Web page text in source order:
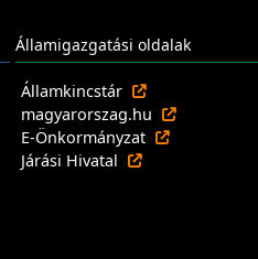
Államigazgatási oldalak
Államkincstár
magyarorszag.hu
E-Önkormányzat
Járási Hivatal